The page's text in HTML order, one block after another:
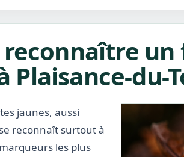
un
Plaisance-du-
jaunes, aussi
reconnaît surtout à
les plus